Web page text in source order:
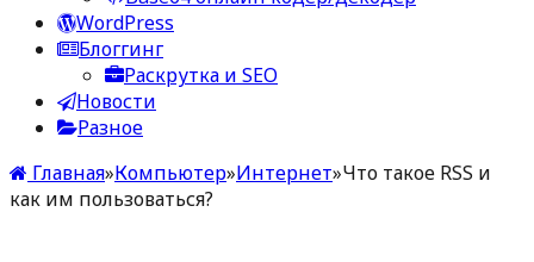
WordPress
Блоггинг
Раскрутка и SEO
Новости
Разное
Главная»Компьютер»Интернет»Что такое RSS и
как им пользоваться?